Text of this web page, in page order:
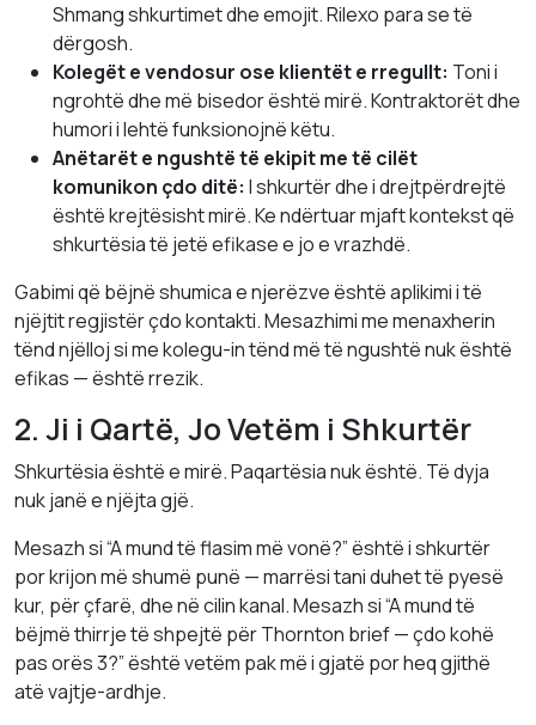
Shmang shkurtimet dhe emojit. Rilexo para se të
dërgosh.
Kolegët e vendosur ose klientët e rregullt: Toni i
ngrohtë dhe më bisedor është mirë. Kontraktorët dhe
humori i lehtë funksionojnë këtu.
Anëtarët e ngushtë të ekipit me të cilët
komunikon çdo ditë: I shkurtër dhe i drejtpërdrejtë
është krejtësisht mirë. Ke ndërtuar mjaft kontekst që
shkurtësia të jetë efikase e jo e vrazhdë.
Gabimi që bëjnë shumica e njerëzve është aplikimi i të
njëjtit regjistër çdo kontakti. Mesazhimi me menaxherin
tënd njëlloj si me kolegu-in tënd më të ngushtë nuk është
efikas — është rrezik.
2. Ji i Qartë, Jo Vetëm i Shkurtër
Shkurtësia është e mirë. Paqartësia nuk është. Të dyja
nuk janë e njëjta gjë.
Mesazh si “A mund të flasim më vonë?” është i shkurtër
por krijon më shumë punë — marrësi tani duhet të pyesë
kur, për çfarë, dhe në cilin kanal. Mesazh si “A mund të
bëjmë thirrje të shpejtë për Thornton brief — çdo kohë
pas orës 3?” është vetëm pak më i gjatë por heq gjithë
atë vajtje-ardhje.